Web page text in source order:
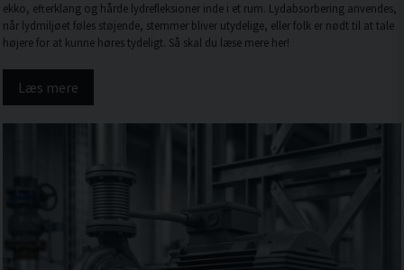
ekko, efterklang og hårde lydrefleksioner inde i et rum. Lydabsorbering anvendes,
når lydmiljøet føles støjende, stemmer bliver utydelige, eller folk er nødt til at tale
højere for at kunne høres tydeligt. Så skal du læse mere her!
Læs mere